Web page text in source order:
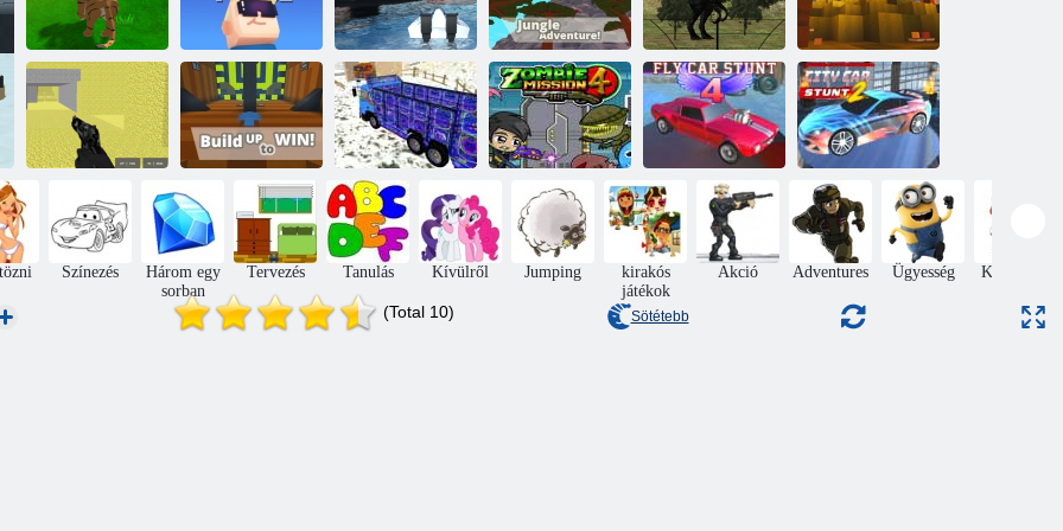
Tigris -
szimulátor 3D
Kogama
Phantom Force
Hajó szimulátor
Kogama: Jungle
Adventure
Jurassic Dino
vadászat
Kogama:
Cubacraft
Pixel harci
multiplayer
Kogama: Építs
fel győzelemre
Tehergépkocsi
18
Zombie Mission
4
Légy autó
kaszkadőr 4
Városi autó
kaszkadőr 2
Színezés
Három egy
sorban
Tervezés Tanulás Kívülről Jumping
kirakós
játékok
Akció Adventures Ügyesség Karácsony
(Total 10) Sötétebb